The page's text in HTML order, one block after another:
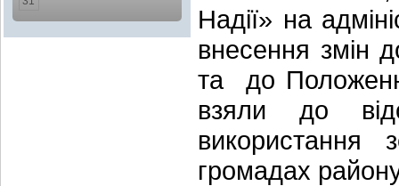
Надії» на
внесення змін
та до
взяли до
використання
громадах